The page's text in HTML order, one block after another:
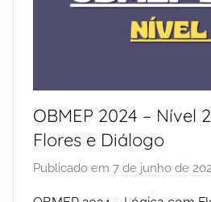
OBMEP 2024 – Nível
Flores e Diálogo
Publicado em 7 de junho de